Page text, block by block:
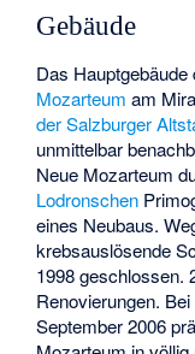
Gebäude
Das
Mozarteum am
der Salzburger
unmittelbar
Neue Mozarteum
Lodronschen
eines Neubaus.
krebsauslösende
1998 geschlossen.
Renovierungen.
September 2006